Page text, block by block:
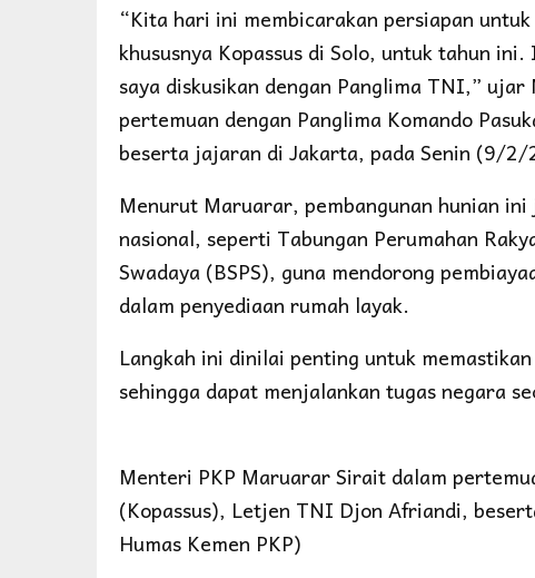
“Kita hari ini membicarakan persiapan
khususnya Kopassus di Solo, untuk tahun
saya diskusikan dengan Panglima TNI,”
pertemuan dengan Panglima Komando
beserta jajaran di Jakarta, pada Senin (9/
Menurut Maruarar, pembangunan hunian
nasional, seperti Tabungan Perumahan
Swadaya (BSPS), guna mendorong
dalam penyediaan rumah layak.
Langkah ini dinilai penting untuk
sehingga dapat menjalankan tugas negara
Menteri PKP Maruarar Sirait dalam
(Kopassus), Letjen TNI Djon Afriandi,
Humas Kemen PKP)